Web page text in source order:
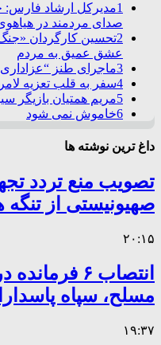
1مدیرکل ارشاد فارس:
صدای مردمند در
2تحسین کارگردان «جنگ
عشق عمیق به مردم
3ماجرای طنز
4سفر به قلب تعزیه لامرد از نگاه
5مریم همتیان بازیگر
6خاموش نمی شود
داغ ترین نوشته ها
تصویب منع تردد
صهیونیستی از تنگه
۲۰:۱۵
انتصاب ۶
مسلح، سپاه
۱۹:۳۷